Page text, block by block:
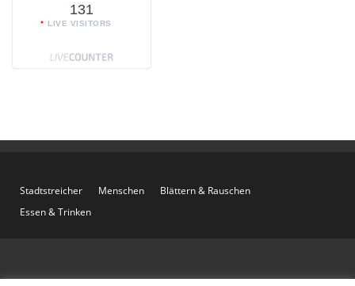
131
LIVE VISITORS
Stadtstreicher Menschen
Blättern & Rauschen
Essen & Trinken